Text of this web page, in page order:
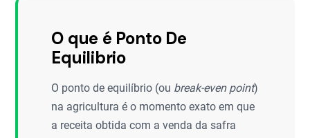
O que é Ponto De
Equilibrio
O ponto de equilíbrio (ou break-even point)
na agricultura é o momento exato em que
a receita obtida com a venda da safra